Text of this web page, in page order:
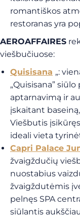
romantiškos
restoranas yra
AEROAFFAIRES
viešbučiuose:
Quisisana „:
„Quisisana”
aptarnavimą ir
įskaitant
Viešbutis
ideali vieta
Capri Palace
žvaigždučių
nuostabius
žvaigždutėmis
pelnęs SPA
siūlantis